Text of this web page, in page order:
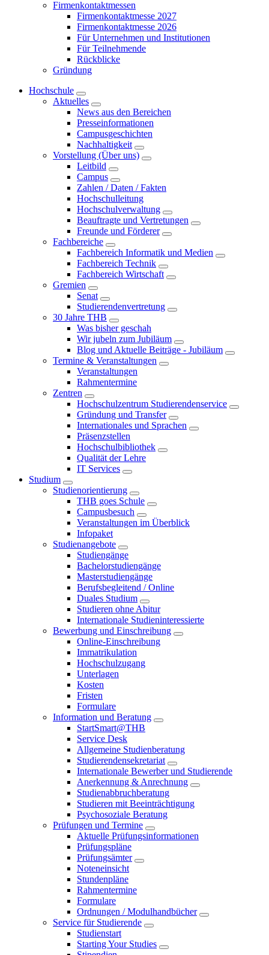
Firmenkontaktmessen
Firmenkontaktmesse 2027
Firmenkontaktmesse 2026
Für Unternehmen und Institutionen
Für Teilnehmende
Rückblicke
Gründung
Hochschule
Aktuelles
News aus den Bereichen
Presseinformationen
Campusgeschichten
Nachhaltigkeit
Vorstellung (Über uns)
Leitbild
Campus
Zahlen / Daten / Fakten
Hochschulleitung
Hochschulverwaltung
Beauftragte und Vertretungen
Freunde und Förderer
Fachbereiche
Fachbereich Informatik und Medien
Fachbereich Technik
Fachbereich Wirtschaft
Gremien
Senat
Studierendenvertretung
30 Jahre THB
Was bisher geschah
Wir jubeln zum Jubiläum
Blog und Aktuelle Beiträge - Jubiläum
Termine & Veranstaltungen
Veranstaltungen
Rahmentermine
Zentren
Hochschulzentrum Studierendenservice
Gründung und Transfer
Internationales und Sprachen
Präsenzstellen
Hochschulbibliothek
Qualität der Lehre
IT Services
Studium
Studienorientierung
THB goes Schule
Campusbesuch
Veranstaltungen im Überblick
Infopaket
Studienangebote
Studiengänge
Bachelorstudiengänge
Masterstudiengänge
Berufsbegleitend / Online
Duales Studium
Studieren ohne Abitur
Internationale Studieninteressierte
Bewerbung und Einschreibung
Online-Einschreibung
Immatrikulation
Hochschulzugang
Unterlagen
Kosten
Fristen
Formulare
Information und Beratung
StartSmart@THB
Service Desk
Allgemeine Studienberatung
Studierendensekretariat
Internationale Bewerber und Studierende
Anerkennung & Anrechnung
Studienabbruchberatung
Studieren mit Beeinträchtigung
Psychosoziale Beratung
Prüfungen und Termine
Aktuelle Prüfungsinformationen
Prüfungspläne
Prüfungsämter
Noteneinsicht
Stundenpläne
Rahmentermine
Formulare
Ordnungen / Modulhandbücher
Service für Studierende
Studienstart
Starting Your Studies